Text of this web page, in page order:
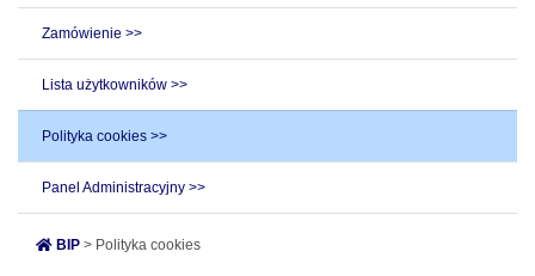
Zamówienie >>
Lista użytkowników >>
Polityka cookies >>
Panel Administracyjny >>
BIP > Polityka cookies